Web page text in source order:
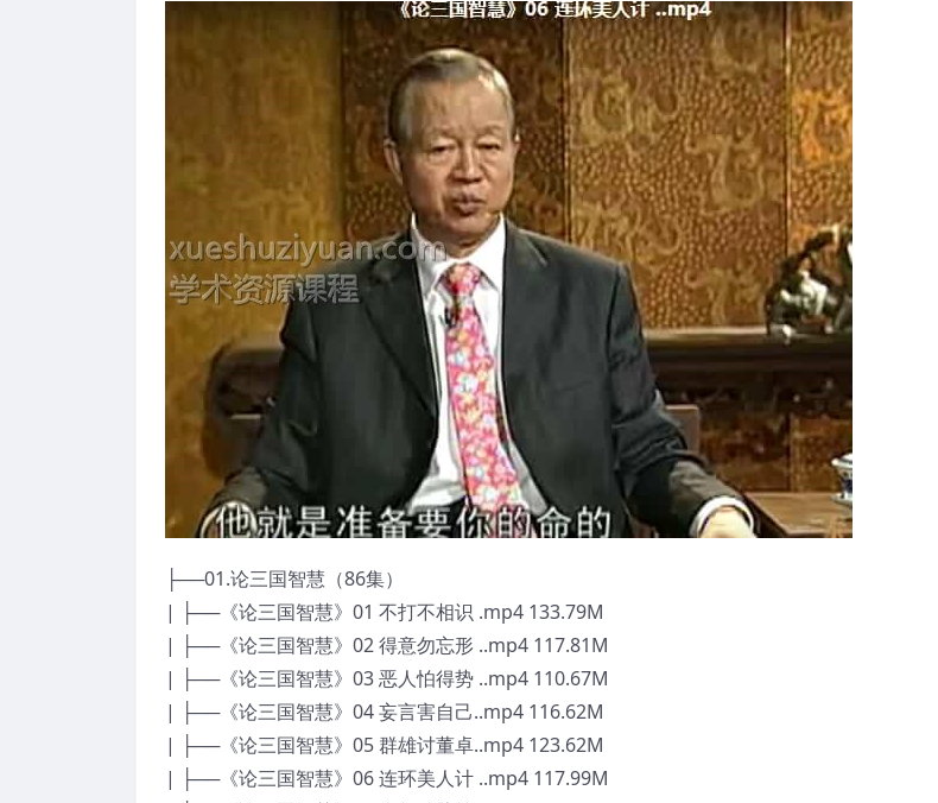
├──01.论三国智慧（86集）
| ├──《论三国智慧》01 不打不相识 .mp4 133.79M
| ├──《论三国智慧》02 得意勿忘形 ..mp4 117.81M
| ├──《论三国智慧》03 恶人怕得势 ..mp4 110.67M
| ├──《论三国智慧》04 妄言害自己..mp4 116.62M
| ├──《论三国智慧》05 群雄讨董卓..mp4 123.62M
| ├──《论三国智慧》06 连环美人计 ..mp4 117.99M